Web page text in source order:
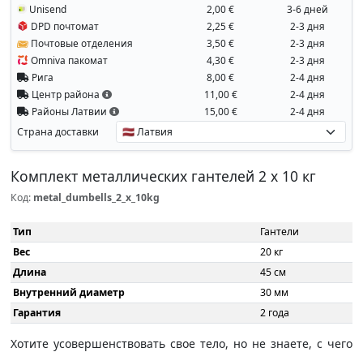
Unisend
2,00 €
3-6 дней
DPD почтомат
2,25 €
2-3 дня
Почтовые отделения
3,50 €
2-3 дня
Omniva пакомат
4,30 €
2-3 дня
Рига
8,00 €
2-4 дня
Центр района
11,00 €
2-4 дня
Районы Латвии
15,00 € 2-4 дня
Страна доставки
Комплект металлических гантелей 2 х 10 кг
Код: metal_dumbells_2_x_10kg
Тип
Гантели
Вес
20 кг
Длина
45 см
Внутренний диаметр
30 мм
Гарантия
2 года
Хотите усовершенствовать свое тело, но не знаете, с чего